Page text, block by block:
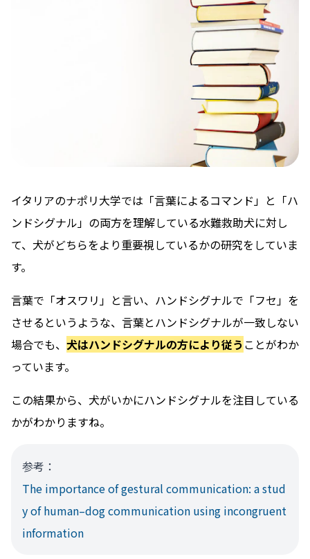
イタリアのナポリ大学では「言葉によるコマンド」と「ハ
ンドシグナル」の両方を理解している水難救助犬に対し
て、犬がどちらをより重要視しているかの研究をしていま
す。
言葉で「オスワリ」と言い、ハンドシグナルで「フセ」を
させるというような、言葉とハンドシグナルが一致しない
場合でも、 犬はハンドシグナルの方により従うことがわか
っています。
この結果から、犬がいかにハンドシグナルを注目している
かがわかりますね。
参考：
The importance of gestural communication: a stud
y of human–dog communication using incongruent
information